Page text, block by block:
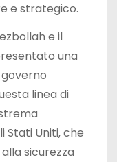
e strategico.
e il
una
linea di
Stati Uniti, che
sicurezza